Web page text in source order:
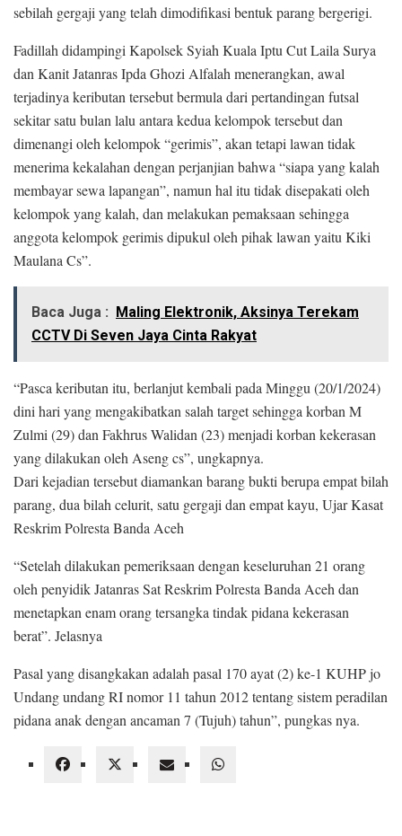
sebilah gergaji yang telah dimodifikasi bentuk parang bergerigi.
Fadillah didampingi Kapolsek Syiah Kuala Iptu Cut Laila Surya
dan Kanit Jatanras Ipda Ghozi Alfalah menerangkan, awal
terjadinya keributan tersebut bermula dari pertandingan futsal
sekitar satu bulan lalu antara kedua kelompok tersebut dan
dimenangi oleh kelompok “gerimis”, akan tetapi lawan tidak
menerima kekalahan dengan perjanjian bahwa “siapa yang kalah
membayar sewa lapangan”, namun hal itu tidak disepakati oleh
kelompok yang kalah, dan melakukan pemaksaan sehingga
anggota kelompok gerimis dipukul oleh pihak lawan yaitu Kiki
Maulana Cs”.
Baca Juga : Maling Elektronik, Aksinya Terekam
CCTV Di Seven Jaya Cinta Rakyat
“Pasca keributan itu, berlanjut kembali pada Minggu (20/1/2024)
dini hari yang mengakibatkan salah target sehingga korban M
Zulmi (29) dan Fakhrus Walidan (23) menjadi korban kekerasan
yang dilakukan oleh Aseng cs”, ungkapnya.
Dari kejadian tersebut diamankan barang bukti berupa empat bilah
parang, dua bilah celurit, satu gergaji dan empat kayu, Ujar Kasat
Reskrim Polresta Banda Aceh
“Setelah dilakukan pemeriksaan dengan keseluruhan 21 orang
oleh penyidik Jatanras Sat Reskrim Polresta Banda Aceh dan
menetapkan enam orang tersangka tindak pidana kekerasan
berat”. Jelasnya
Pasal yang disangkakan adalah pasal 170 ayat (2) ke-1 KUHP jo
Undang undang RI nomor 11 tahun 2012 tentang sistem peradilan
pidana anak dengan ancaman 7 (Tujuh) tahun”, pungkas nya.